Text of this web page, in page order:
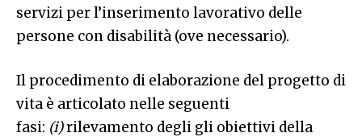
servizi per l’inserimento lavorativo delle
persone con disabilità (ove necessario).
Il procedimento di elaborazione del progetto di
vita è articolato nelle seguenti
fasi: (i)rilevamento degli gli obiettivi della